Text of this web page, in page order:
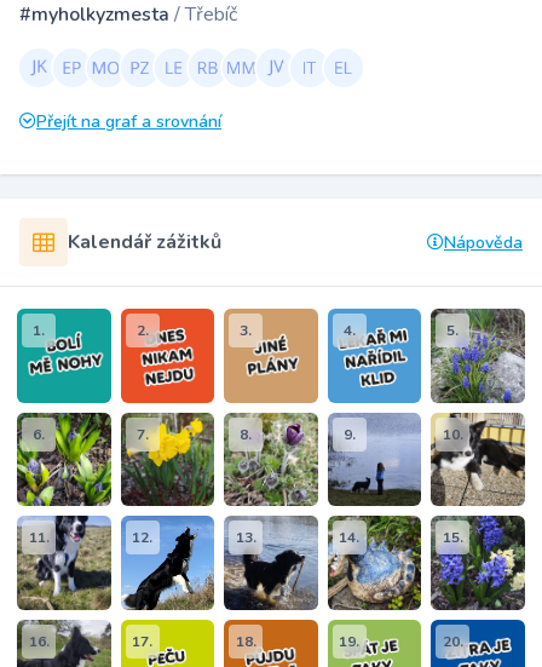
#myholkyzmesta / Třebíč
Přejít na graf a srovnání
Kalendář zážitků Nápověda
1. 2. 3. 4. 5.
6. 7. 8. 9. 10.
11. 12. 13. 14. 15.
16. 17. 18. 19. 20.